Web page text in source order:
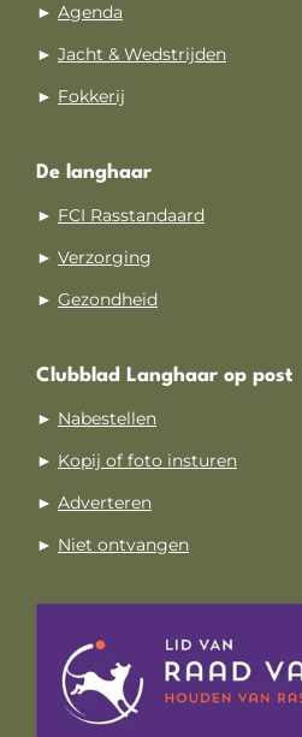
► Agenda
► Jacht & Wedstrijden
► Fokkerij
De langhaar
► FCI Rasstandaard
► Verzorging
► Gezondheid
Clubblad Langhaar op post
► Nabestellen
► Kopij of foto insturen
► Adverteren
► Niet ontvangen